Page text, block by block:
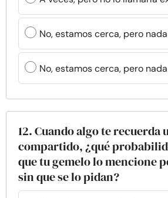
No, estamos cerca, pero
No, estamos cerca, pero
12. Cuando algo te recuerda
compartido, ¿qué
que tu gemelo lo mencione
sin que se lo pidan?